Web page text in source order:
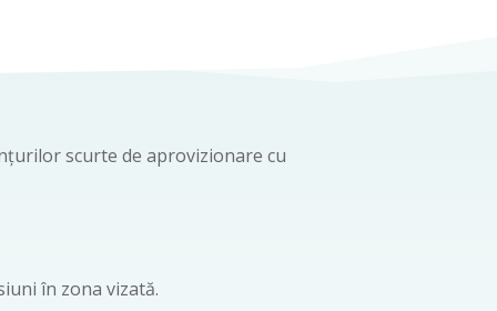
scurte de aprovizionare cu
în zona vizată.